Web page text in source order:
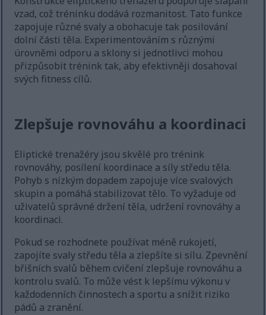
vzad, což tréninku dodává rozmanitost. Tato funkce
zapojuje různé svaly a obohacuje tak posilování
dolní části těla. Experimentováním s různými
úrovněmi odporu a sklony si jednotlivci mohou
přizpůsobit trénink tak, aby efektivněji dosahoval
svých fitness cílů.
Zlepšuje rovnováhu a koordinaci
Eliptické trenažéry jsou skvělé pro trénink
rovnováhy, posílení koordinace a síly středu těla.
Pohyb s nízkým dopadem zapojuje více svalových
skupin a pomáhá stabilizovat tělo. To vyžaduje od
uživatelů správné držení těla, udržení rovnováhy a
koordinaci.
Pokud se rozhodnete používat méně rukojetí,
zapojíte svaly středu těla a zlepšíte si sílu. Zpevnění
břišních svalů během cvičení zlepšuje rovnováhu a
kontrolu svalů. To může vést k lepšímu výkonu v
každodenních činnostech a sportu a snížit riziko
pádů a zranění.